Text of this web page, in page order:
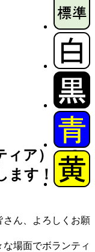
ィア）』の
ます！
さん、よろしくお願
場面でボランティ